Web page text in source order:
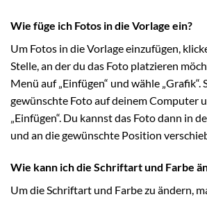
Wie füge ich Fotos in die Vorlage ein?
Um Fotos in die Vorlage einzufügen,
Stelle, an der du das Foto platzieren
Menü auf „Einfügen“ und wähle „Grafik“.
gewünschte Foto auf deinem Computer
„Einfügen“. Du kannst das Foto dann in
und an die gewünschte Position
Wie kann ich die Schriftart und Farbe
Um die Schriftart und Farbe zu ändern,